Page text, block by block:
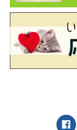
愛情表現をしたい気
と愛猫との関係にヒ
向をしっかりと理
たいですね。
世話5選』（監修：
※写真はスマホアプ